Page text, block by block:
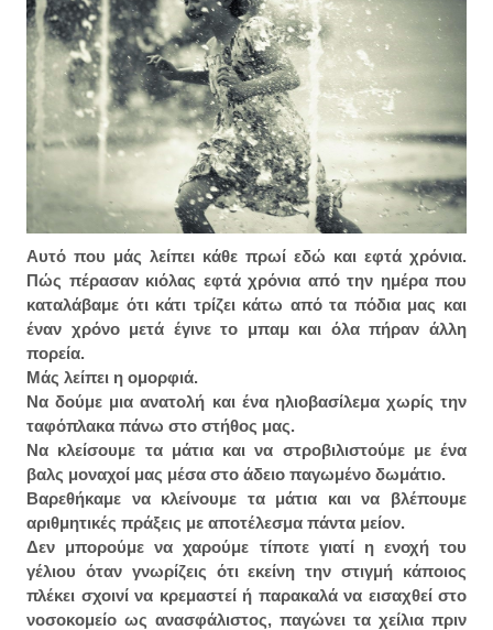
Αυτό που μάς λείπει κάθε πρωί εδώ και εφτά χρόνια.
Πώς πέρασαν κιόλας εφτά χρόνια από την ημέρα που
καταλάβαμε ότι κάτι τρίζει κάτω από τα πόδια μας και
έναν χρόνο μετά έγινε το μπαμ και όλα πήραν άλλη
πορεία.
Μάς λείπει η ομορφιά.
Να δούμε μια ανατολή και ένα ηλιοβασίλεμα χωρίς την
ταφόπλακα πάνω στο στήθος μας.
Να κλείσουμε τα μάτια και να στροβιλιστούμε με ένα
βαλς μοναχοί μας μέσα στο άδειο παγωμένο δωμάτιο.
Βαρεθήκαμε να κλείνουμε τα μάτια και να βλέπουμε
αριθμητικές πράξεις με αποτέλεσμα πάντα μείον.
Δεν μπορούμε να χαρούμε τίποτε γιατί η ενοχή του
γέλιου όταν γνωρίζεις ότι εκείνη την στιγμή κάποιος
πλέκει σχοινί να κρεμαστεί ή παρακαλά να εισαχθεί στο
νοσοκομείο ως ανασφάλιστος, παγώνει τα χείλια πριν